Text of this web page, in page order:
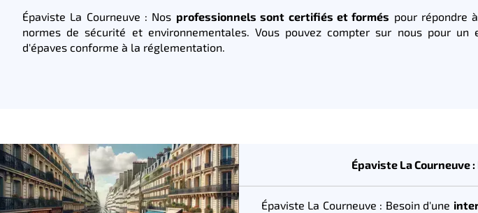
Épaviste La Courneuve : Nos professionnels sont certifiés et formés pour répondre
normes de sécurité et environnementales. Vous pouvez compter sur nous pour un
d'épaves conforme à la réglementation.
Épaviste La Courneuve
Épaviste La Courneuve : Besoin d'une